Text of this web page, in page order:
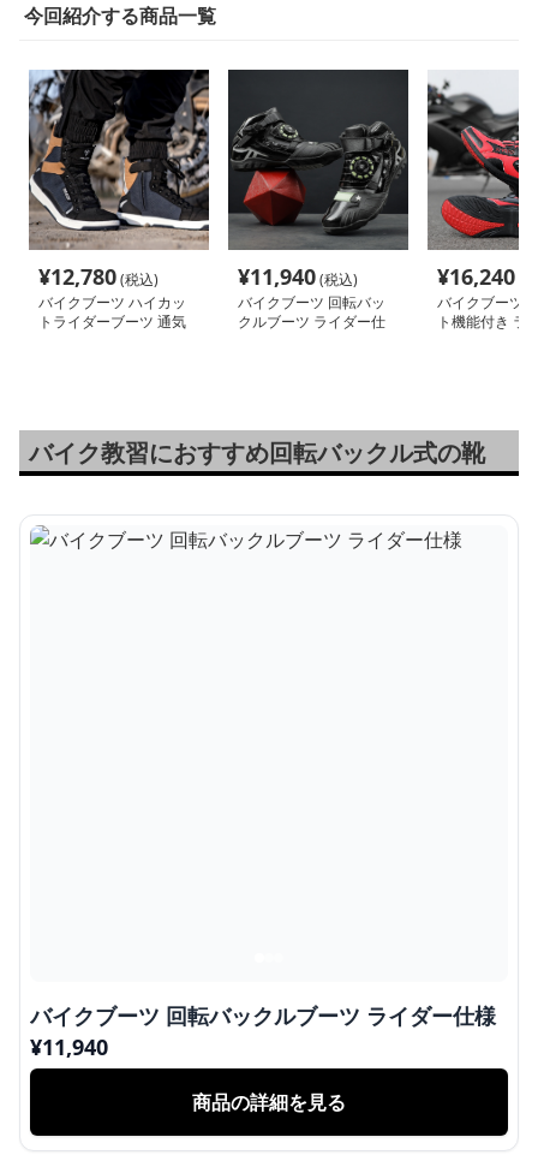
今回紹介する商品一覧
¥12,780(税込)
バイクブーツ ハイカッ
トライダーブーツ 通気
¥11,940(税込)
バイクブーツ 回転バッ
クルブーツ ライダー仕
¥16,240
バイクブーツ
ト機能付き ラ
バイク教習におすすめ回転バックル式の靴
バイクブーツ 回転バックルブーツ ライダー仕様
¥11,940
商品の詳細を見る